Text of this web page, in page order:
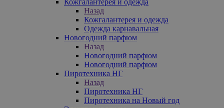
Назад
Кожгалантерея и одежда
Одежда карнавальная
Новогодний парфюм
Назад
Новогодний парфюм
Новогодний парфюм
Пиротехника НГ
Назад
Пиротехника НГ
Пиротехника на Новый год